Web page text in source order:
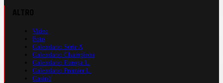
Video
Foto
Calendario Serie A
Calendario Champions
Calendario Europa L.
Calendario Premier L.
Casinò